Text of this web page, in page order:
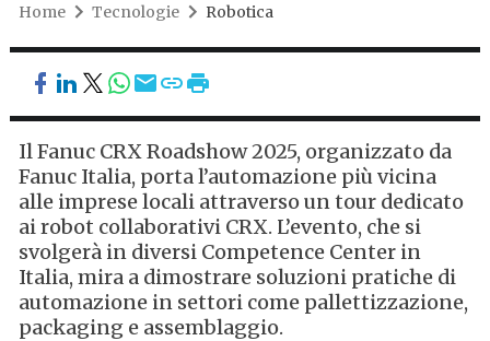
Home Tecnologie Robotica
Il Fanuc CRX Roadshow 2025, organizzato da
Fanuc Italia, porta l’automazione più vicina
alle imprese locali attraverso un tour dedicato
ai robot collaborativi CRX. L’evento, che si
svolgerà in diversi Competence Center in
Italia, mira a dimostrare soluzioni pratiche di
automazione in settori come pallettizzazione,
packaging e assemblaggio.